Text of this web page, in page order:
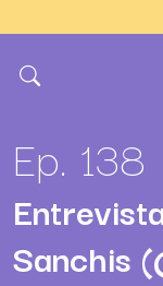
Ep. 138
Sanchis